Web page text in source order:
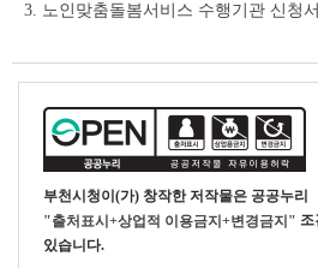
3. 노인맞춤돌봄서비스 수행기관 신청
부천시청이(가) 창작한저작물은 공공누리
"출처표시+상업적 이용금지+변경금지" 조
있습니다.